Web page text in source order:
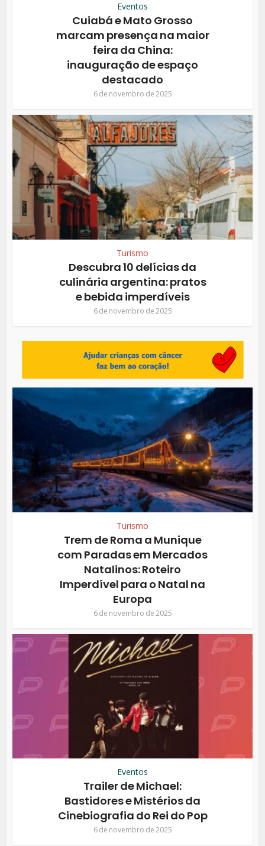
Eventos
Cuiabá e Mato Grosso
marcam presença na maior
feira da China:
inauguração de espaço
destacado
6 de novembro de 2025
Turismo
Descubra 10 delícias da
culinária argentina: pratos
e bebida imperdíveis
6 de novembro de 2025
Turismo
Trem de Roma a Munique
com Paradas em Mercados
Natalinos: Roteiro
Imperdível para o Natal na
Europa
6 de novembro de 2025
Eventos
Trailer de Michael:
Bastidores e Mistérios da
Cinebiografia do Rei do Pop
6 de novembro de 2025